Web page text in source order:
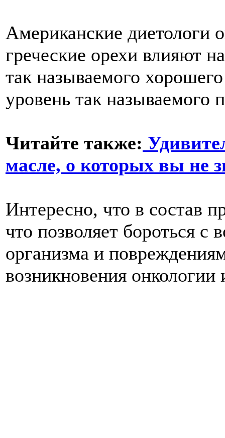
Американские диетологи
греческие орехи влияют
так называемого
уровень так называемого
Читайте также:
масле, о которых вы не
Интересно, что в состав
что позволяет бороться
организма и
возникновения